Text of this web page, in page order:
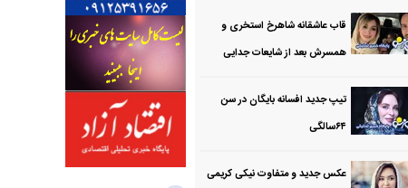
قاب عاشقانه شاهرخ استخری و
همسرش بعد از شایعات جدایی
تیپ جدید افسانه بایگان در سن
۶۴سالگی
عکس جدید و متفاوت نیکی کریمی